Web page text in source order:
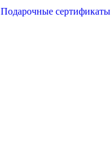
Подарочные сертификаты